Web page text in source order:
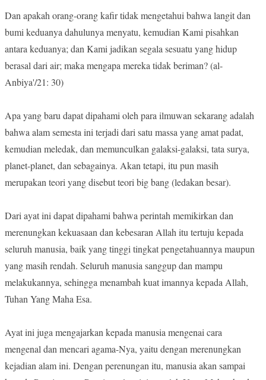
Dan apakah orang-orang kafir tidak mengetahui bahwa langit dan
bumi keduanya dahulunya menyatu, kemudian Kami pisahkan
antara keduanya; dan Kami jadikan segala sesuatu yang hidup
berasal dari air; maka mengapa mereka tidak beriman? (al-
Anbiya'/21: 30)
Apa yang baru dapat dipahami oleh para ilmuwan sekarang adalah
bahwa alam semesta ini terjadi dari satu massa yang amat padat,
kemudian meledak, dan memunculkan galaksi-galaksi, tata surya,
planet-planet, dan sebagainya. Akan tetapi, itu pun masih
merupakan teori yang disebut teori big bang (ledakan besar).
Dari ayat ini dapat dipahami bahwa perintah memikirkan dan
merenungkan kekuasaan dan kebesaran Allah itu tertuju kepada
seluruh manusia, baik yang tinggi tingkat pengetahuannya maupun
yang masih rendah. Seluruh manusia sanggup dan mampu
melakukannya, sehingga menambah kuat imannya kepada Allah,
Tuhan Yang Maha Esa.
Ayat ini juga mengajarkan kepada manusia mengenai cara
mengenal dan mencari agama-Nya, yaitu dengan merenungkan
kejadian alam ini. Dengan perenungan itu, manusia akan sampai